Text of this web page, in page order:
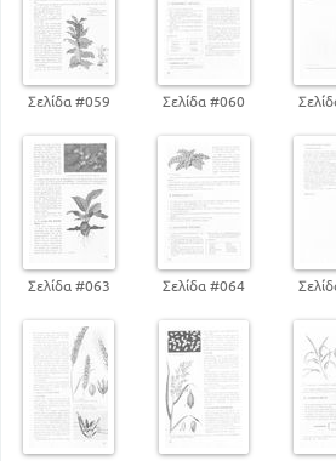
Σελίδα #059 Σελίδα #060
Σελίδα #063 Σελίδα #064